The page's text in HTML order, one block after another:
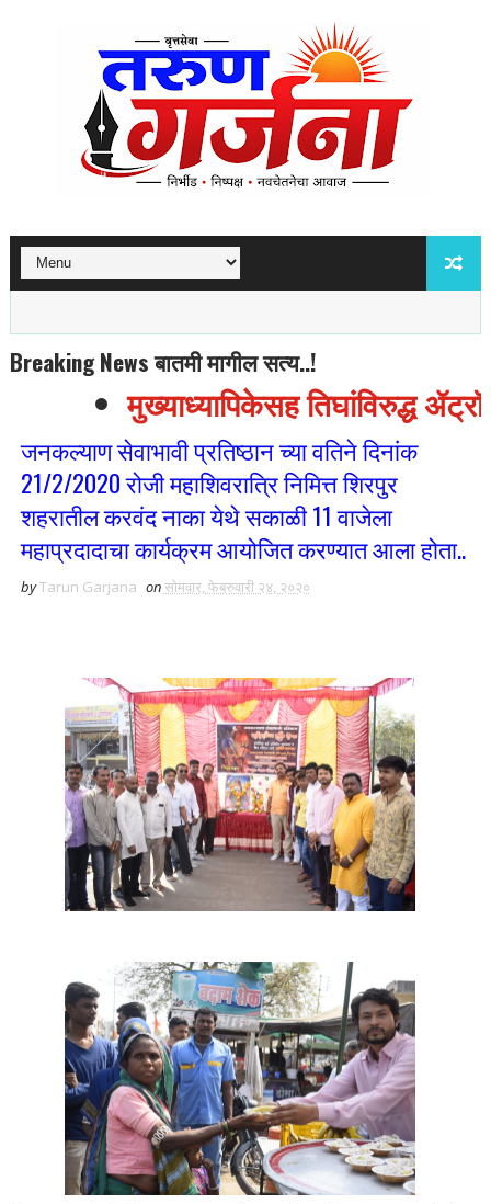
Breaking News बातमी मागील सत्य..!
मुख्याध्यापिकेसह तिघांविरुद्ध
जनकल्याण सेवाभावी प्रतिष्ठान च्या वतिने दिनांक
21/2/2020 रोजी महाशिवरात्रि निमित्त शिरपुर
शहरातील करवंद नाका येथे सकाळी 11 वाजेला
महाप्रदादाचा कार्यक्रम आयोजित करण्यात आला होता..
byTarun Garjana onसोमवार, फेब्रुवारी २४, २०२०